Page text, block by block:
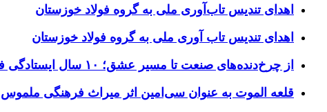
اهدای تندیس تاب‌آوری ملی به گروه فولاد خوزستان
اهدای تندیس تاب آوری ملی به گروه فولاد خوزستان
از چرخ‌دنده‌های صنعت تا مسیر عشق؛ ۱۰ سال ایستادگی فولاد خوزستان در مرز چذابه
قلعه الموت به عنوان سی‌امین اثر میراث‌ فرهنگی ملموس